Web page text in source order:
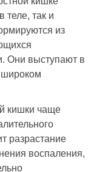
теле, так и
из
Они выступают в
широком
кишки чаще
разрастание
воспаления,